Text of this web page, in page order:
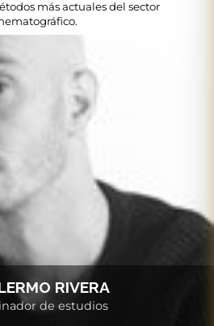
más actuales del sector
RIVERA
de estudios